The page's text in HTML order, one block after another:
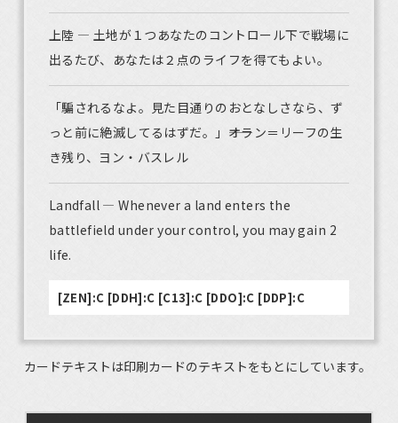
上陸 ― 土地が１つあなたのコントロール下で戦場に
出るたび、あなたは２点のライフを得てもよい。
「騙されるなよ。見た目通りのおとなしさなら、ず
っと前に絶滅してるはずだ。」――オラン＝リーフの生
き残り、ヨン・バスレル
Landfall — Whenever a land enters the
battlefield under your control, you may gain 2
life.
[ZEN]:C [DDH]:C [C13]:C [DDO]:C [DDP]:C
カードテキストは印刷カードのテキストをもとにしています。